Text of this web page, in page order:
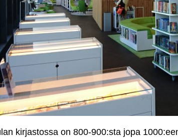
kirjastossa on 800-900:sta jopa